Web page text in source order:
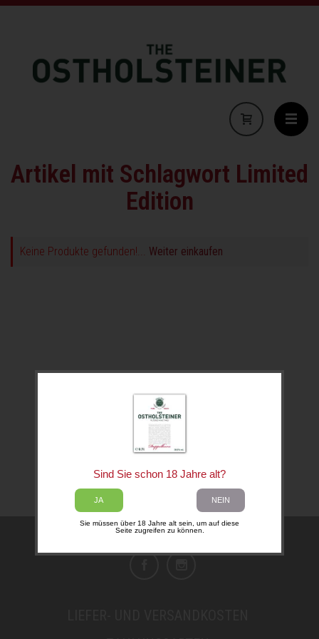
Artikel mit Schlagwort Limited
Edition
Keine Produkte gefunden!... Weiter einkaufen
Sind Sie schon 18 Jahre alt?
JA NEIN
Sie müssen über 18 Jahre alt sein, um auf diese
Seite zugreifen zu können.